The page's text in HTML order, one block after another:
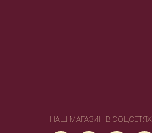
НАШ МАГАЗИН В СОЦСЕТЯХ